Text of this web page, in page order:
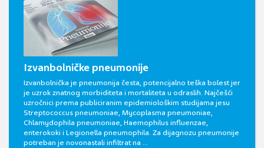
Izvanbolničke pneumonije
Izvanbolnička je pneumonija česta, potencijalno teška bolest jer
je uzrok znatnog morbiditeta i mortaliteta u odraslih. Najčešći
uzročnici prema publiciranim epidemiološkim studijama jesu
Streptococcus pneumoniae, Mycoplasma pneumoniae,
Chlamydophila pneumoniae, Haemophilus influenzae,
enterokoki i Legionella pneumophila. Za dijagnozu pneumonije
potreban je novonastali infiltrat na ...